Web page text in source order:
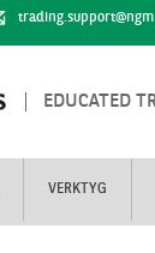
EDUCATED
VERKTYG